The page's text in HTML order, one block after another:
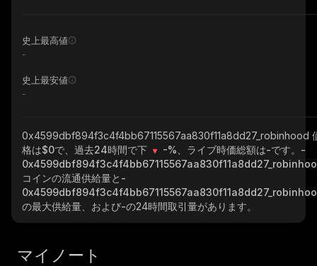
史上最高値
-
史上最安値
-
0x4599dbf894f3c4f4bb67115567aa830f11a8dd27_robinhood
格は$0で、過去24時間で下
-% 、ライブ時価総額は-です。 -
コインの流通供給量と -
の最大供給量、および-の24時間取引量があります。
マイノート